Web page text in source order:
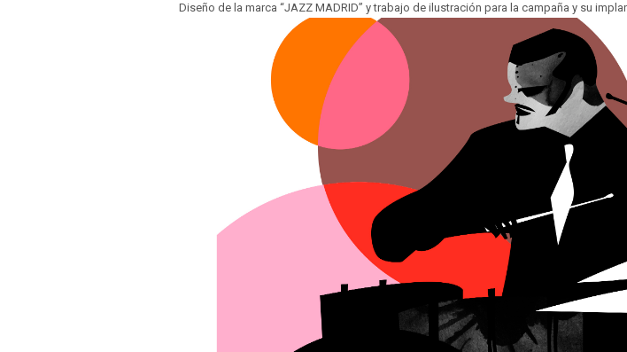
Diseño de la marca “JAZZ MADRID” y trabajo de ilustración para la campaña y su